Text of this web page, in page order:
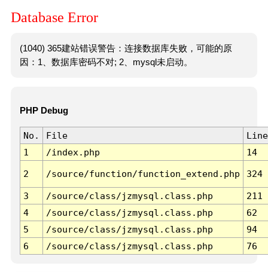
Database Error
(1040) 365建站错误警告：连接数据库失败，可能的原
因：1、数据库密码不对; 2、mysql未启动。
PHP Debug
No. File
Line
1
/index.php 14
2 /source/function/function_extend.php 324
3 /source/class/jzmysql.class.php
211
4
/source/class/jzmysql.class.php
62
5
/source/class/jzmysql.class.php
94
6
/source/class/jzmysql.class.php 76